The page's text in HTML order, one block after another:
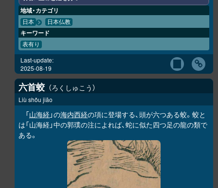
地域・カテゴリ
日本 日本仏教
キーワード
表有り
Last-update:
2025-08-19
六首蛟 ろくしゅこう
Liù shǒu jiāo
「山海経 」の海内西経の項に登場する、頭が六つある蛟。蛟と
は「山海経」中の郭璞の注によれば、蛇に似た四つ足の龍の類で
ある。